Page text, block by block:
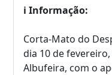
ℹ️ Informação:
Corta-Mato do
dia 10 de
Albufeira, com o